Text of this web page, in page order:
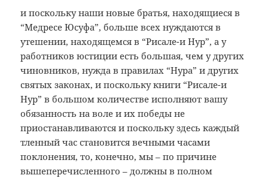
и поскольку наши новые братья, находящиеся в
“Медресе Юсуфа”, больше всех нуждаются в
утешении, находящемся в “Рисале-и Нур”, а у
работников юстиции есть большая, чем у других
чиновников, нужда в правилах “Нура” и других
святых законах, и поскольку книги “Рисале-и
Нур” в большом количестве исполняют вашу
обязанность на воле и их победы не
приостанавливаются и поскольку здесь каждый
тленный час становится вечными часами
поклонения, то, конечно, мы – по причине
вышеперечисленного – должны в полном